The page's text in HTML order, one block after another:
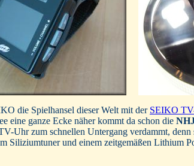
die Spielhansel dieser Welt mit der SEIKO
eine ganze Ecke näher kommt da schon die
Uhr zum schnellen Untergang verdammt,
Siliziumtuner und einem zeitgemäßen Lithium